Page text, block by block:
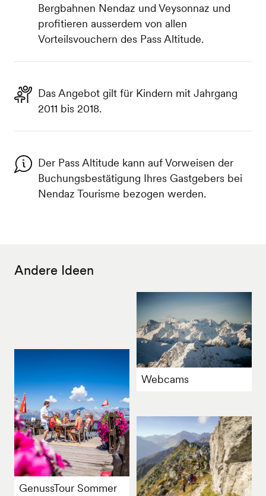
Bergbahnen Nendaz und Veysonnaz und
profitieren ausserdem von allen
Vorteilsvouchern des Pass Altitude.
Das Angebot gilt für Kindern mit Jahrgang
2011 bis 2018.
Der Pass Altitude kann auf Vorweisen der
Buchungsbestätigung Ihres Gastgebers bei
Nendaz Tourisme bezogen werden.
Andere Ideen
Webcams
GenussTour Sommer